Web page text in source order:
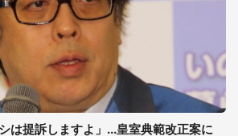
は提訴しますよ」...皇室典範改正案に